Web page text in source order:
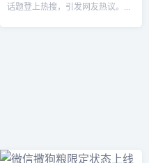
话题登上热搜，引发网友热议。...